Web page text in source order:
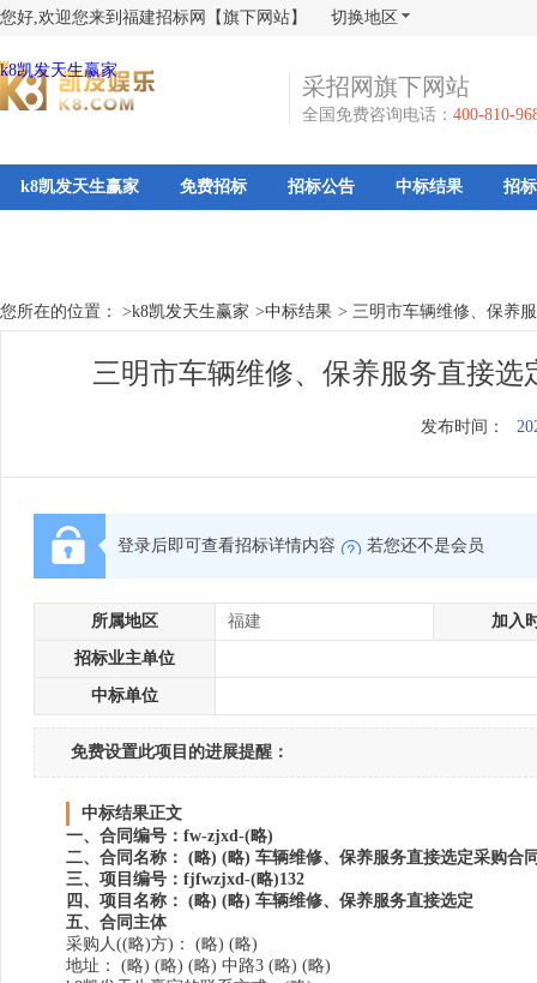
您好,欢迎您来到福建招标网【旗下网站】 切换地区
k8凯发天生赢家
采招网旗下网站
全国免费咨询电话： 400-810-
k8凯发天生赢家 免费招标 招标公告 中标结果 招
您所在的位置： >k8凯发天生赢家 >中标结果 > 三明市车辆维修、保养
三明市车辆维修、保养服务直接
发布时间：
登录后即可查看招标详情内容 若您还不是会员
所属地区 福建 加入
招标业主单位
中标单位
免费设置此项目的进展提醒：
中标结果正文
一、合同编号：fw-zjxd-(略)
二、合同名称： (略) (略) 车辆维修、保养服务直接选定采购合
三、项目编号：fjfwzjxd-(略)132
四、项目名称： (略) (略) 车辆维修、保养服务直接选定
五、合同主体
采购人((略)方)： (略) (略)
地址： (略) (略) (略) 中路3 (略) (略)